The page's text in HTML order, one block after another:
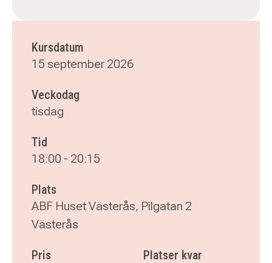
Kursdatum
15 september 2026
Veckodag
tisdag
Tid
18:00 - 20:15
Plats
ABF Huset Västerås, Pilgatan 2
Västerås
Pris
Platser kvar